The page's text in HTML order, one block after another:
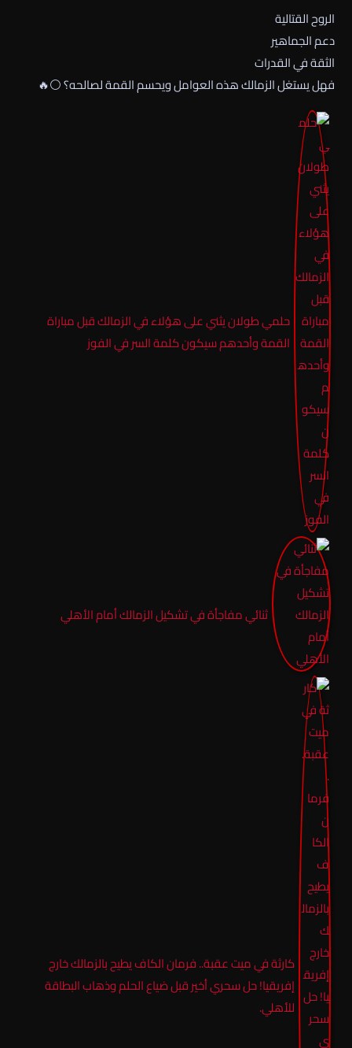
الروح القتالية
دعم الجماهير
الثقة في القدرات
فهل يستغل الزمالك هذه العوامل ويحسم القمة لصالحه؟ ⚪🔥
حلمي طولان يثني على هؤلاء في الزمالك قبل مباراة
القمة وأحدهم سيكون كلمة السر في الفوز
ثنائي مفاجأة في تشكيل الزمالك أمام الأهلي
كارثة في ميت عقبة.. فرمان الكاف يطيح بالزمالك خارج
إفريقيا! حل سحري أخير قبل ضياع الحلم وذهاب البطاقة
للأهلي.